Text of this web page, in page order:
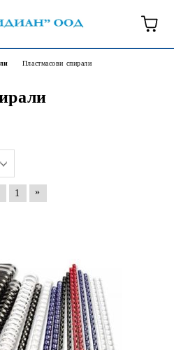
Пластмасови спирали
1 »